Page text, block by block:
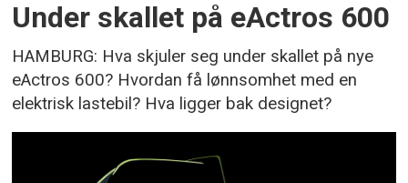
Under skallet på eActros 600
HAMBURG: Hva skjuler seg under skallet på nye
eActros 600? Hvordan få lønnsomhet med en
elektrisk lastebil? Hva ligger bak designet?